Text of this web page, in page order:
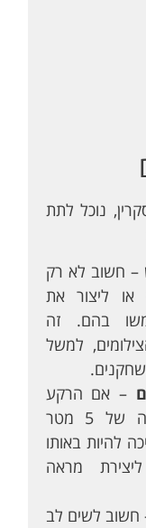
נוכל לתת
– חשוב לא רק
או ליצור את
בהם. זה
למשל
– אם הרקע
הוא מבט מלמעלה, מגובה של 5 מטר
להיות באותו
מראה
חשוב לשים לב